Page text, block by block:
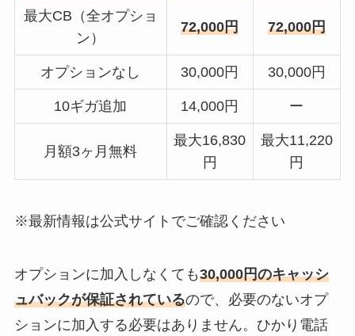
最大CB（全オプショ
ン）
72,000円 72,000円
オプションなし 30,000円 30,000円
10ギガ追加 14,000円 ー
月額3ヶ月無料
最大16,830
円
最大11,220
円
※最新情報は公式サイトでご確認ください
オプションに加入しなくても30,000円のキャッシ
ュバックが保証されているので、必要のないオプ
ションに加入する必要はありません。ひかり電話